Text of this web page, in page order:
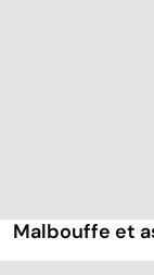
Malbouffe et